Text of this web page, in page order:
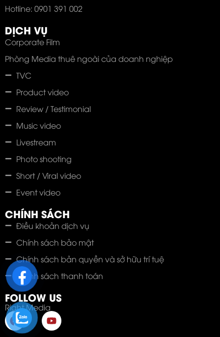
Hotline: 0901 391 002
DỊCH VỤ
Corporate Film
Phòng Media thuê ngoài của doanh nghiệp
TVC
Product video
Review / Testimonial
Music video
Livestream
Photo shooting
Short / Viral video
Event video
CHÍNH SÁCH
Điều khoản dịch vụ
Chính sách bảo mật
Chính sách bản quyền và sở hữu trí tuệ
Chính sách thanh toán
FOLLOW US
Right Media